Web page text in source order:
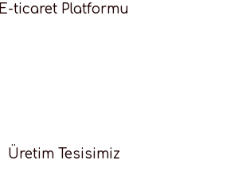
E-ticaret Platformu
Üretim Tesisimiz